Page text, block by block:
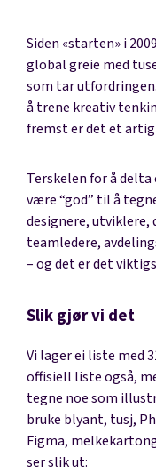
Siden «starten» i
global greie med
som tar
å trene kreativ
fremst er det et artig
Terskelen for å
være “god” til å
designere, utviklere,
teamledere,
– og det er det
Slik gjør vi det
Vi lager ei liste med
offisiell liste også,
tegne noe som
bruke blyant, tusj,
Figma,
ser slik ut: